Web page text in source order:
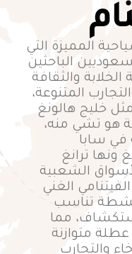
المميزة التي
الباحثين
والثقافة
المتنوعة،
خليج هالونغ
هو تشي منه،
في سابا
ونها ترانغ
الشعبية
الغني
أنشطة تناسب
مما
متوازنة
والتجارب